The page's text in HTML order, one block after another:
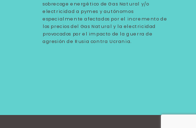
sobrecoge energético de Gas Natural y/o
electricidad a pymes y autónomos
especialmente afectados por el incremento de
los precios del Gas Natural y la electricidad
provocados por el impacto de la guerra de
agresión de Rusia contra Ucrania.